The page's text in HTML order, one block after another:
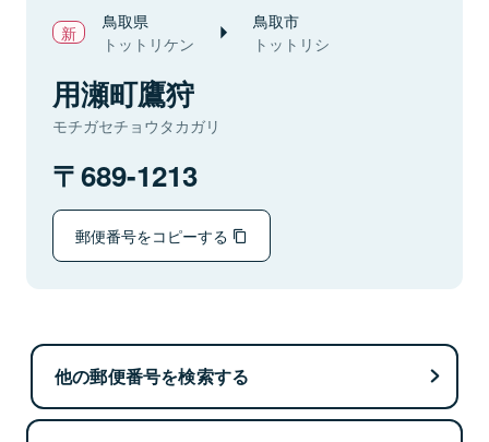
鳥取県
トットリケン
鳥取市
トットリシ
用瀬町鷹狩
モチガセチョウタカガリ
689-1213
郵便番号をコピーする
他の郵便番号を検索する